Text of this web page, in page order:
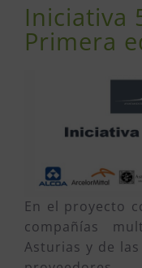
Iniciativa
Primera
En el proyecto
compañías
Asturias y de